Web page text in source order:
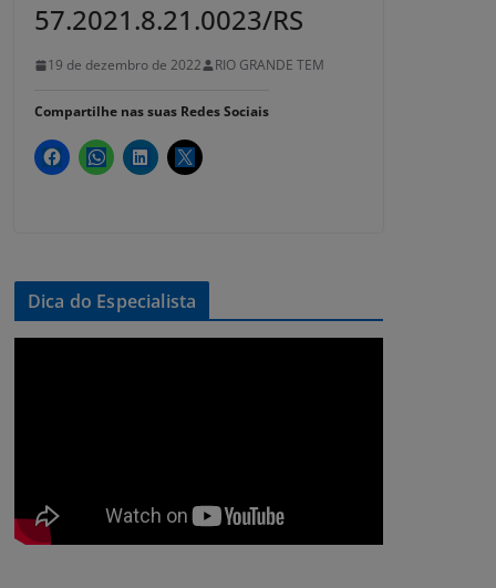
57.2021.8.21.0023/RS
19 de dezembro de 2022 RIO GRANDE TEM
Compartilhe nas suas Redes Sociais
Dica do Especialista